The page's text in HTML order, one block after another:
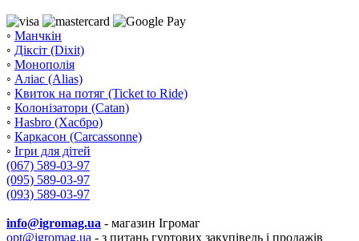
◦ Манчкін
◦ Діксіт (Dixit)
◦ Монополія
◦ Аліас (Alias)
◦ Квиток на потяг (Ticket to Ride)
◦ Колонізатори (Catan)
◦ Hasbro (Хасбро)
◦ Каркасон (Carcassonne)
◦ Ігри для дітей
(067) 589-03-97
(095) 589-03-97
(093) 589-03-97
info@igromag.ua - магазин Ігромаг
opt@igromag.ua - з питань гуртових закупівель і продажів